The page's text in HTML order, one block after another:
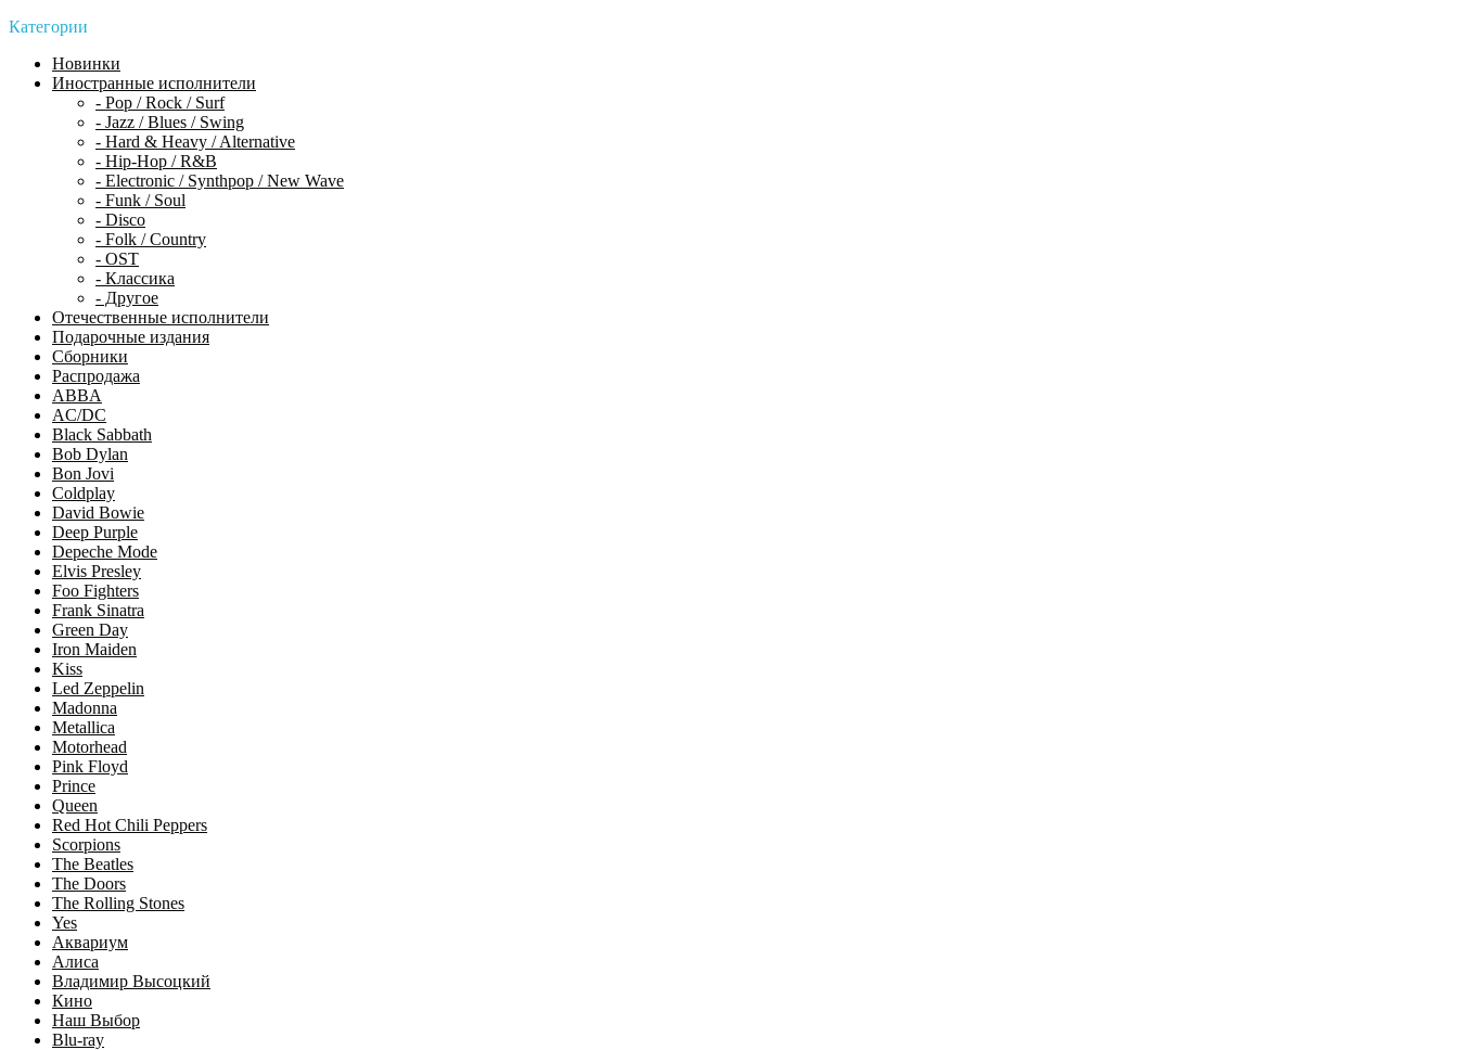
Категории
Новинки
Иностранные исполнители
- Pop / Rock / Surf
- Jazz / Blues / Swing
- Hard & Heavy / Alternative
- Hip-Hop / R&B
- Electronic / Synthpop / New Wave
- Funk / Soul
- Disco
- Folk / Country
- OST
- Классика
- Другое
Отечественные исполнители
Подарочные издания
Сборники
Распродажа
ABBA
AC/DC
Black Sabbath
Bob Dylan
Bon Jovi
Coldplay
David Bowie
Deep Purple
Depeche Mode
Elvis Presley
Foo Fighters
Frank Sinatra
Green Day
Iron Maiden
Kiss
Led Zeppelin
Madonna
Metallica
Motorhead
Pink Floyd
Prince
Queen
Red Hot Chili Peppers
Scorpions
The Beatles
The Doors
The Rolling Stones
Yes
Аквариум
Алиса
Владимир Высоцкий
Кино
Наш Выбор
Blu-ray